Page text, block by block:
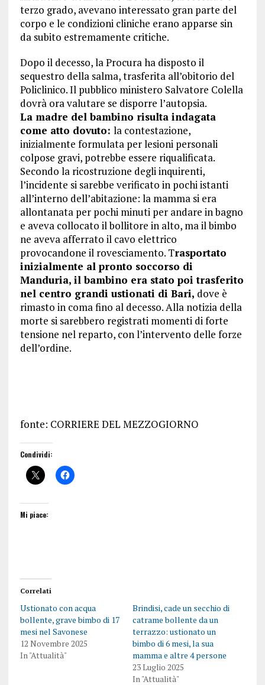
terzo grado, avevano interessato gran parte del
corpo e le condizioni cliniche erano apparse sin
da subito estremamente critiche.
Dopo il decesso, la Procura ha disposto il
sequestro della salma, trasferita all’obitorio del
Policlinico. Il pubblico ministero Salvatore Colella
dovrà ora valutare se disporre l’autopsia.
La madre del bambino risulta indagata
come atto dovuto: la contestazione,
inizialmente formulata per lesioni personali
colpose gravi, potrebbe essere riqualificata.
Secondo la ricostruzione degli inquirenti,
l’incidente si sarebbe verificato in pochi istanti
all’interno dell’abitazione: la mamma si era
allontanata per pochi minuti per andare in bagno
e aveva collocato il bollitore in alto, ma il bimbo
ne aveva afferrato il cavo elettrico
provocandone il rovesciamento. Trasportato
inizialmente al pronto soccorso di
Manduria, il bambino era stato poi trasferito
nel centro grandi ustionati di Bari, dove è
rimasto in coma fino al decesso. Alla notizia della
morte si sarebbero registrati momenti di forte
tensione nel reparto, con l’intervento delle forze
dell’ordine.
fonte: CORRIERE DEL MEZZOGIORNO
Condividi:
Mi piace:
Correlati
Ustionato con acqua
bollente, grave bimbo di 17
mesi nel Savonese
12 Novembre 2025
In "Attualità"
Brindisi, cade un secchio di
catrame bollente da un
terrazzo: ustionato un
bimbo di 6 mesi, la sua
mamma e altre 4 persone
23 Luglio 2025
In "Attualità"